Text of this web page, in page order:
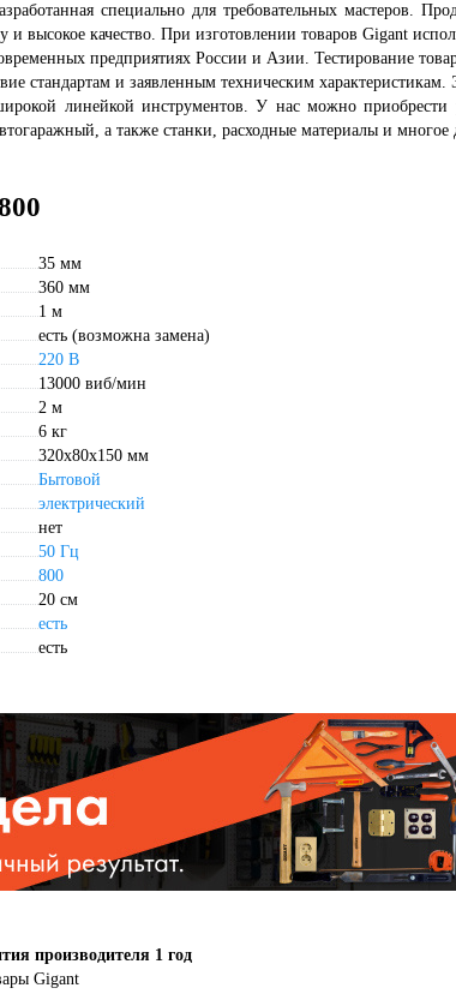
специально для требовательных мастеров.
качество. При изготовлении товаров Gigant
предприятиях России и Азии. Тестирование
стандартам и заявленным техническим характеристикам.
линейкой инструментов. У нас можно приобрести
а также станки, расходные материалы и многое
35 мм
360 мм
1 м
есть (возможна замена)
220 В
13000 виб/мин
2 м
6 кг
320х80х150 мм
Бытовой
электрический
нет
50 Гц
800
20 см
есть
есть
производителя 1 год
Gigant